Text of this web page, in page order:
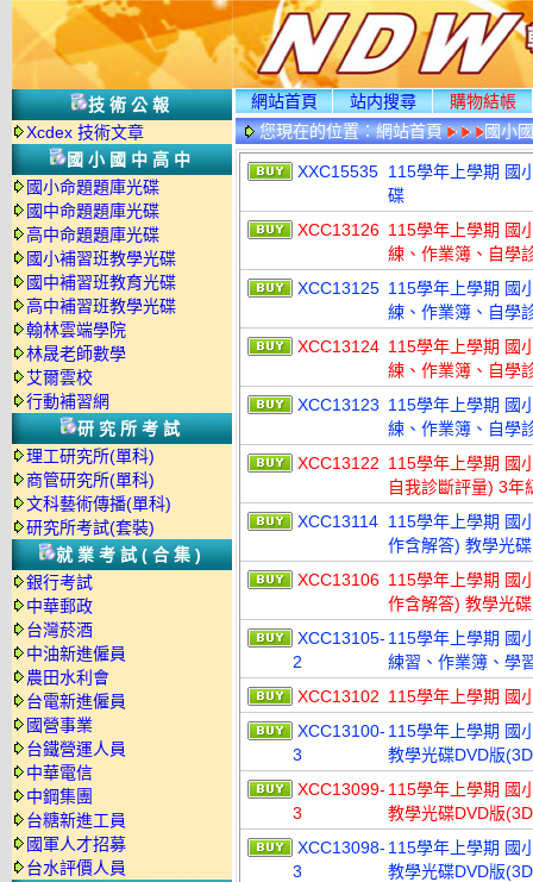
技術公報
Xcdex 技術文章
國小國中高中
國小命題題庫光碟
國中命題題庫光碟
高中命題題庫光碟
國小補習班教學光碟
國中補習班教育光碟
高中補習班教學光碟
翰林雲端學院
林晟老師數學
艾爾雲校
行動補習網
研究所考試
理工研究所(單科)
商管研究所(單科)
文科藝術傳播(單科)
研究所考試(套裝)
就業考試(合集)
銀行考試
中華郵政
台灣菸酒
中油新進僱員
農田水利會
台電新進僱員
國營事業
台鐵營運人員
中華電信
中鋼集團
台糖新進工員
國軍人才招募
台水評價人員
網站首頁 站内搜尋
購物結帳
您現在的位置：網站首頁 國小
XXC15535 115學年上學期 國
碟
XCC13126 115學年上學期 國
練、作業簿、自學
XCC13125 115學年上學期 國
練、作業簿、自學
XCC13124 115學年上學期 國
練、作業簿、自學
XCC13123 115學年上學期 國
練、作業簿、自學
XCC13122 115學年上學期 國
自我診斷評量) 3年
XCC13114 115學年上學期 國
作含解答) 教學光
XCC13106 115學年上學期 國
作含解答) 教學光
XCC13105-
2
115學年上學期 國
練習、作業簿、學
XCC13102 115學年上學期 國
XCC13100-
3
115學年上學期 國
教學光碟DVD版
XCC13099-
3
115學年上學期 國
教學光碟DVD版
XCC13098-
3
115學年上學期 國
教學光碟DVD版